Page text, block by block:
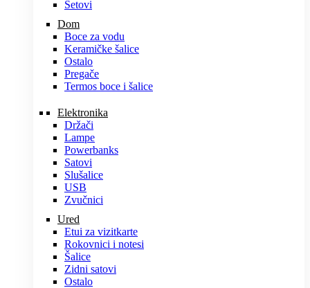
Setovi
Dom
Boce za vodu
Keramičke šalice
Ostalo
Pregače
Termos boce i šalice
Elektronika
Držači
Lampe
Powerbanks
Satovi
Slušalice
USB
Zvučnici
Ured
Etui za vizitkarte
Rokovnici i notesi
Šalice
Zidni satovi
Ostalo